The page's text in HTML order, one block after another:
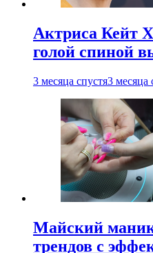
Актриса Кейт
голой спиной
3 месяца спустя3 месяца
Майский
трендов с